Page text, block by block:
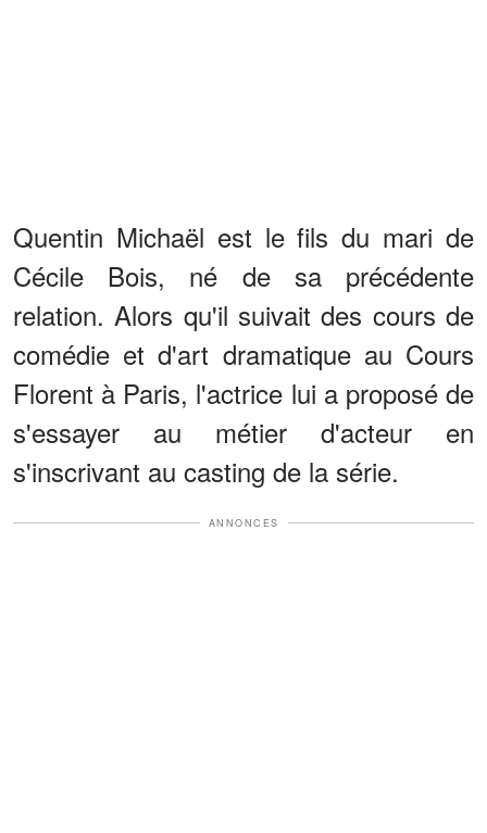
Quentin Michaël est le fils du mari de
Cécile Bois, né de sa précédente
relation. Alors qu'il suivait des cours de
comédie et d'art dramatique au Cours
Florent à Paris, l'actrice lui a proposé de
s'essayer au métier d'acteur en
s'inscrivant au casting de la série.
ANNONCES